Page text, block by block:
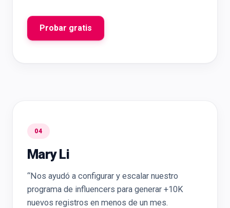
Probar gratis
04
Mary Li
“Nos ayudó a configurar y escalar nuestro
programa de influencers para generar +10K
nuevos registros en menos de un mes.